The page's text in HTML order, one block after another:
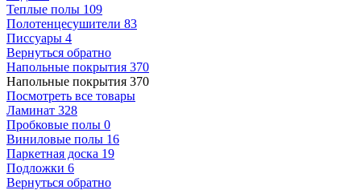
Теплые полы 109
Полотенцесушители 83
Писсуары 4
Вернуться обратно
Напольные покрытия 370
Напольные покрытия 370
Посмотреть все товары
Ламинат 328
Пробковые полы 0
Виниловые полы 16
Паркетная доска 19
Подложки 6
Вернуться обратно